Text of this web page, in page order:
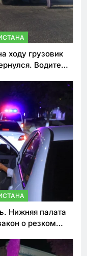
ходу грузовик
Водитель
Нижняя палата
о резком